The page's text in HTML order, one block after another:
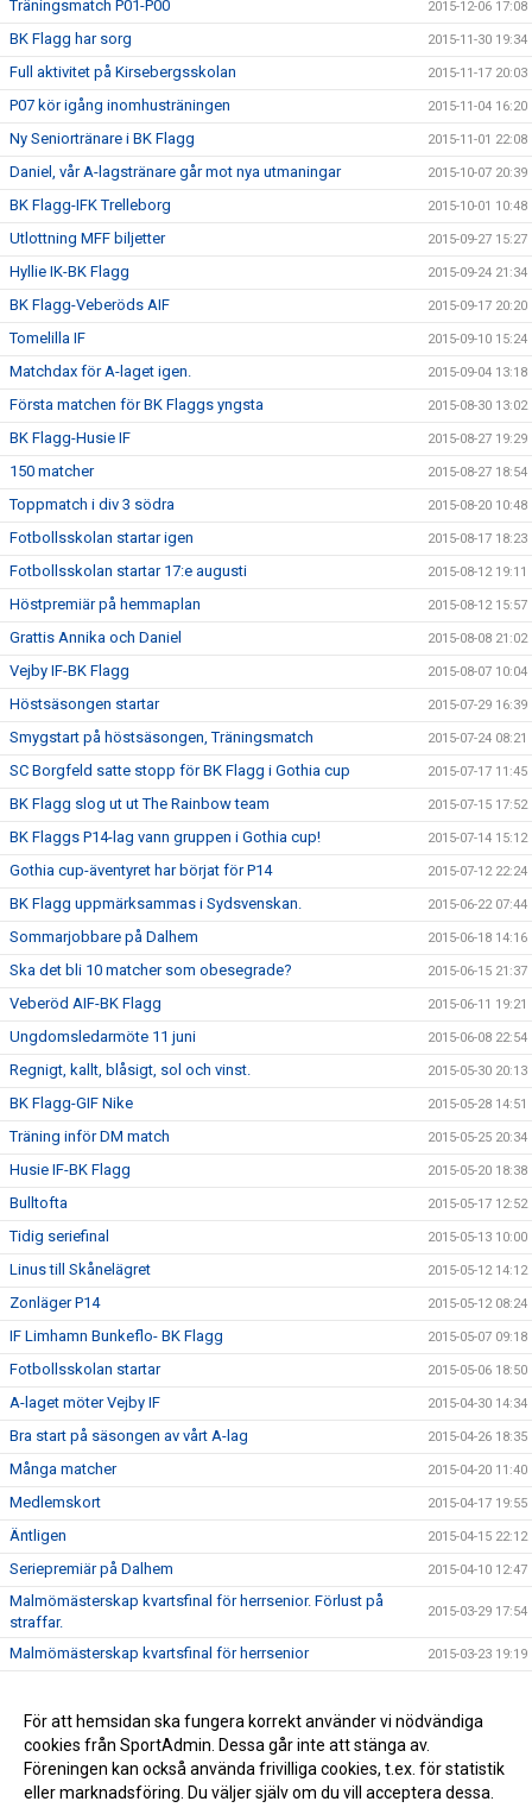
Träningsmatch P01-P00 2015-12-06 17:08
BK Flagg har sorg 2015-11-30 19:34
Full aktivitet på Kirsebergsskolan 2015-11-17 20:03
P07 kör igång inomhusträningen 2015-11-04 16:20
Ny Seniortränare i BK Flagg 2015-11-01 22:08
Daniel, vår A-lagstränare går mot nya utmaningar 2015-10-07 20:39
BK Flagg-IFK Trelleborg 2015-10-01 10:48
Utlottning MFF biljetter 2015-09-27 15:27
Hyllie IK-BK Flagg 2015-09-24 21:34
BK Flagg-Veberöds AIF 2015-09-17 20:20
Tomelilla IF 2015-09-10 15:24
Matchdax för A-laget igen. 2015-09-04 13:18
Första matchen för BK Flaggs yngsta 2015-08-30 13:02
BK Flagg-Husie IF 2015-08-27 19:29
150 matcher 2015-08-27 18:54
Toppmatch i div 3 södra 2015-08-20 10:48
Fotbollsskolan startar igen 2015-08-17 18:23
Fotbollsskolan startar 17:e augusti 2015-08-12 19:11
Höstpremiär på hemmaplan 2015-08-12 15:57
Grattis Annika och Daniel 2015-08-08 21:02
Vejby IF-BK Flagg 2015-08-07 10:04
Höstsäsongen startar 2015-07-29 16:39
Smygstart på höstsäsongen, Träningsmatch 2015-07-24 08:21
SC Borgfeld satte stopp för BK Flagg i Gothia cup 2015-07-17 11:45
BK Flagg slog ut ut The Rainbow team 2015-07-15 17:52
BK Flaggs P14-lag vann gruppen i Gothia cup! 2015-07-14 15:12
Gothia cup-äventyret har börjat för P14 2015-07-12 22:24
BK Flagg uppmärksammas i Sydsvenskan. 2015-06-22 07:44
Sommarjobbare på Dalhem 2015-06-18 14:16
Ska det bli 10 matcher som obesegrade? 2015-06-15 21:37
Veberöd AIF-BK Flagg 2015-06-11 19:21
Ungdomsledarmöte 11 juni 2015-06-08 22:54
Regnigt, kallt, blåsigt, sol och vinst. 2015-05-30 20:13
BK Flagg-GIF Nike 2015-05-28 14:51
Träning inför DM match 2015-05-25 20:34
Husie IF-BK Flagg 2015-05-20 18:38
Bulltofta 2015-05-17 12:52
Tidig seriefinal 2015-05-13 10:00
Linus till Skånelägret 2015-05-12 14:12
Zonläger P14 2015-05-12 08:24
IF Limhamn Bunkeflo- BK Flagg 2015-05-07 09:18
Fotbollsskolan startar 2015-05-06 18:50
A-laget möter Vejby IF 2015-04-30 14:34
Bra start på säsongen av vårt A-lag 2015-04-26 18:35
Många matcher 2015-04-20 11:40
Medlemskort 2015-04-17 19:55
Äntligen 2015-04-15 22:12
Seriepremiär på Dalhem 2015-04-10 12:47
Malmömästerskap kvartsfinal för herrsenior. Förlust på
straffar.
2015-03-29 17:54
Malmömästerskap kvartsfinal för herrsenior 2015-03-23 19:19
Ny hemsida 2015-03-13 10:10
Fair Play pris 2015-02-25 09:29
För att hemsidan ska fungera korrekt använder vi nödvändiga
cookies från SportAdmin. Dessa går inte att stänga av.
Föreningen kan också använda frivilliga cookies, t.ex. för statistik
eller marknadsföring. Du väljer själv om du vill acceptera dessa.